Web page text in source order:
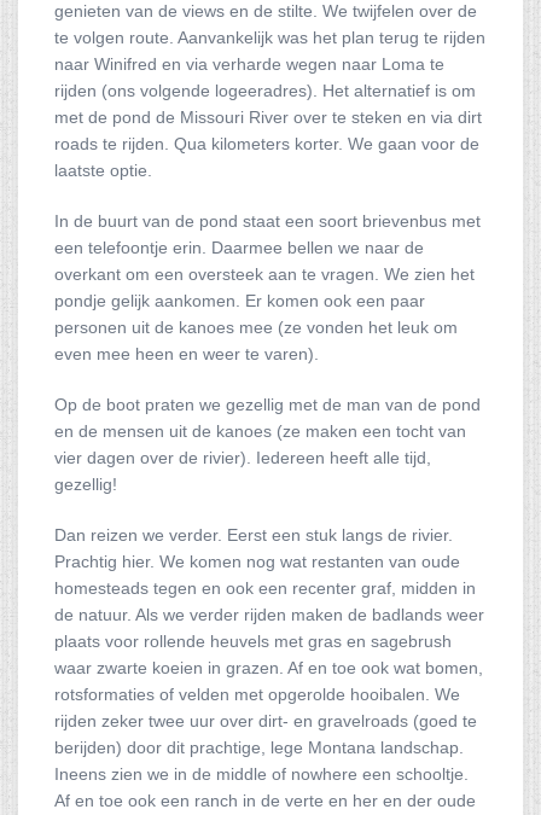
genieten van de views en de stilte. We twijfelen over de
te volgen route. Aanvankelijk was het plan terug te rijden
naar Winifred en via verharde wegen naar Loma te
rijden (ons volgende logeeradres). Het alternatief is om
met de pond de Missouri River over te steken en via dirt
roads te rijden. Qua kilometers korter. We gaan voor de
laatste optie.
In de buurt van de pond staat een soort brievenbus met
een telefoontje erin. Daarmee bellen we naar de
overkant om een oversteek aan te vragen. We zien het
pondje gelijk aankomen. Er komen ook een paar
personen uit de kanoes mee (ze vonden het leuk om
even mee heen en weer te varen).
Op de boot praten we gezellig met de man van de pond
en de mensen uit de kanoes (ze maken een tocht van
vier dagen over de rivier). Iedereen heeft alle tijd,
gezellig!
Dan reizen we verder. Eerst een stuk langs de rivier.
Prachtig hier. We komen nog wat restanten van oude
homesteads tegen en ook een recenter graf, midden in
de natuur. Als we verder rijden maken de badlands weer
plaats voor rollende heuvels met gras en sagebrush
waar zwarte koeien in grazen. Af en toe ook wat bomen,
rotsformaties of velden met opgerolde hooibalen. We
rijden zeker twee uur over dirt- en gravelroads (goed te
berijden) door dit prachtige, lege Montana landschap.
Ineens zien we in de middle of nowhere een schooltje.
Af en toe ook een ranch in de verte en her en der oude